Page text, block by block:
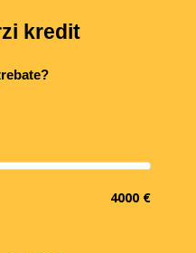
kredit
4000 €